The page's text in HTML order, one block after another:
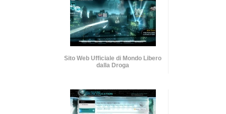
Sito Web Ufficiale di Mondo Libero
dalla Droga